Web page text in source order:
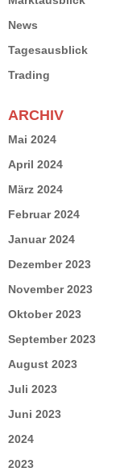
News
Tagesausblick
Trading
ARCHIV
Mai 2024
April 2024
März 2024
Februar 2024
Januar 2024
Dezember 2023
November 2023
Oktober 2023
September 2023
August 2023
Juli 2023
Juni 2023
2024
2023